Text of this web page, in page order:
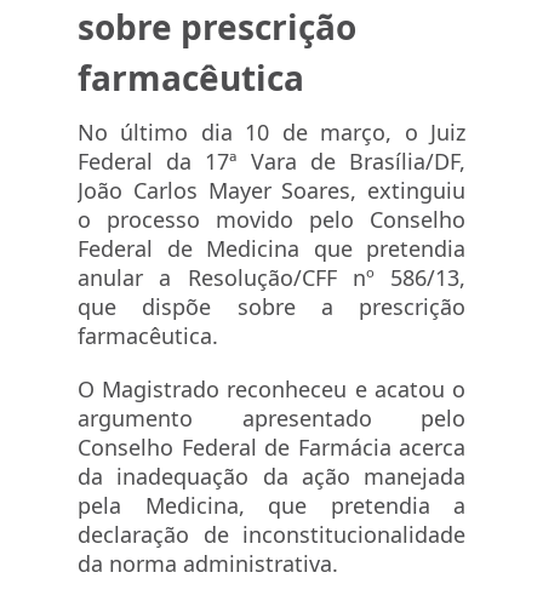
sobre prescrição
farmacêutica
No último dia 10 de março, o Juiz
Federal da 17ª Vara de Brasília/DF,
João Carlos Mayer Soares, extinguiu
o processo movido pelo Conselho
Federal de Medicina que pretendia
anular a Resolução/CFF nº 586/13,
que dispõe sobre a prescrição
farmacêutica.
O Magistrado reconheceu e acatou o
argumento apresentado pelo
Conselho Federal de Farmácia acerca
da inadequação da ação manejada
pela Medicina, que pretendia a
declaração de inconstitucionalidade
da norma administrativa.